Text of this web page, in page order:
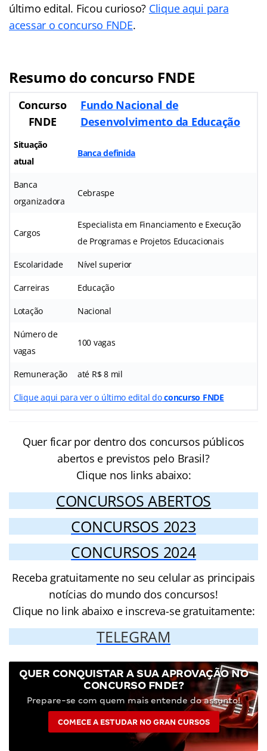
último edital. Ficou curioso? Clique aqui para
acessar o concurso FNDE.
Resumo do concurso FNDE
Concurso
FNDE
Fundo Nacional de
Desenvolvimento da Educação
Situação
atual
Banca definida
Banca
organizadora
Cebraspe
Cargos
Especialista em Financiamento e Execução
de Programas e Projetos Educacionais
Escolaridade Nível superior
Carreiras Educação
Lotação Nacional
Número de
vagas
100 vagas
Remuneração até R$ 8 mil
Clique aqui para ver o último edital doconcurso FNDE
Quer ficar por dentro dos concursos públicos
abertos e previstos pelo Brasil?
Clique nos links abaixo:
CONCURSOS ABERTOS
CONCURSOS 2023
CONCURSOS 2024
Receba gratuitamente no seu celular as principais
notícias do mundo dos concursos!
Clique no link abaixo e inscreva-se gratuitamente:
TELEGRAM
QUER CONQUISTAR A SUA APROVAÇÃO NO
CONCURSO FNDE?
Prepare-se com quem mais entende do assunto!
COMECE A ESTUDAR NO GRAN CURSOS